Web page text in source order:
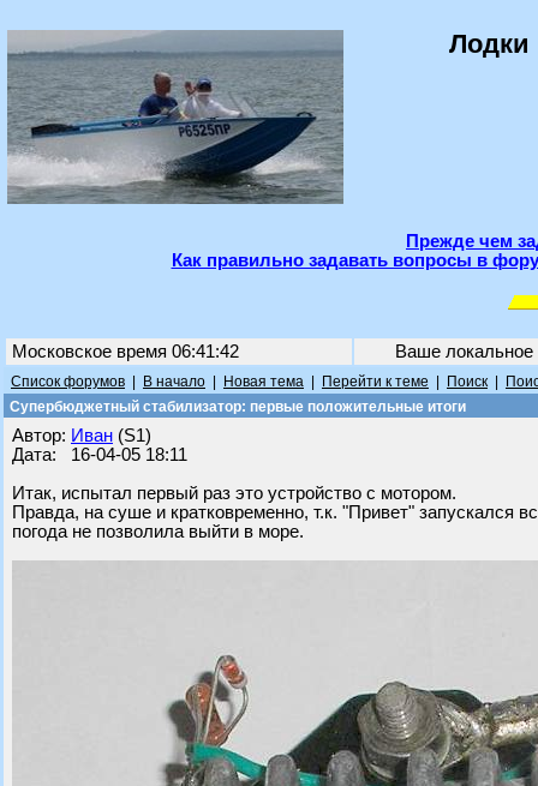
Лодки
Прежде чем
Как правильно задавать вопросы в
Московское время 06:41:42 Ваше
Список форумов В начало Новая тема Перейти к теме Поиск
Супербюджетный стабилизатор: первые положительные итоги
Автор: Иван (S1)
Дата: 16-04-05 18:11
Итак, испытал первый раз это устройство с мотором.
Правда, на суше и кратковременно, т.к. "Привет" запускался
погода не позволила выйти в море.